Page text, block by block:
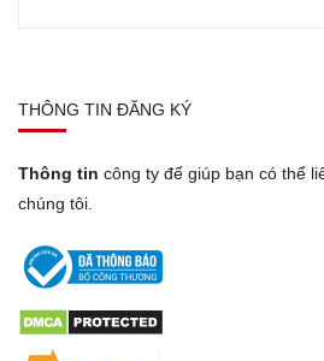
THÔNG TIN ĐĂNG KÝ
Thông tin công ty để giúp bạn có thể
chúng tôi.